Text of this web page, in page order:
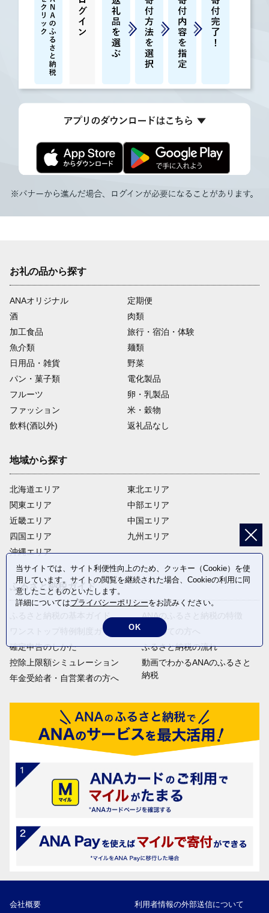
お礼の品から探す
ANAオリジナル
定期便
酒
肉類
加工食品
旅行・宿泊・体験
魚介類
麺類
日用品・雑貨
野菜
パン・菓子類
電化製品
フルーツ
卵・乳製品
ファッション
米・穀物
飲料(酒以外)
返礼品なし
地域から探す
北海道エリア
関東エリア
近畿エリア
四国エリア
沖縄エリア
東北エリア
中部エリア
中国エリア
九州エリア
ふるさと納税ガイド
ふるさと納税の基本ガイド
ワンストップ特例制度ガイド
確定申告のしかた
控除上限額シミュレーション
年金受給者・自営業者の方へ
ANAのふるさと納税の特徴
はじめての方へ
ふるさと納税の流れ
動画でわかるANAのふるさと
納税
会社概要 利用者情報の外部送信について
当サイトでは、サイト利便性向上のため、クッキー（Cookie）を使
用しています。サイトの閲覧を継続された場合、Cookieの利用に同
意したことものといたします。
詳細についてはプライバシーポリシーをお読みください。
OK